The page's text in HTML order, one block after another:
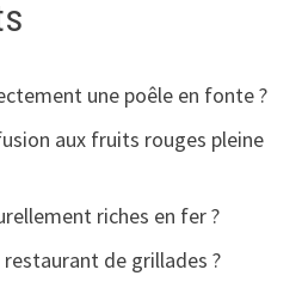
une poêle en fonte ?
aux fruits rouges pleine
riches en fer ?
de grillades ?